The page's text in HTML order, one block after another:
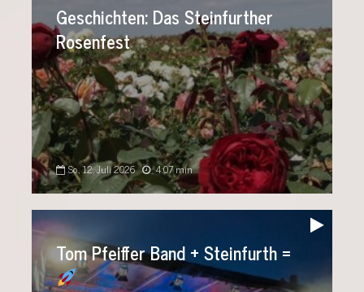
Geschichten: Das Steinfurther
Rosenfest
So., 12. Juli 2026 4:07 min
Audio-
Player
Tom Pfeiffer Band + Steinfurth =